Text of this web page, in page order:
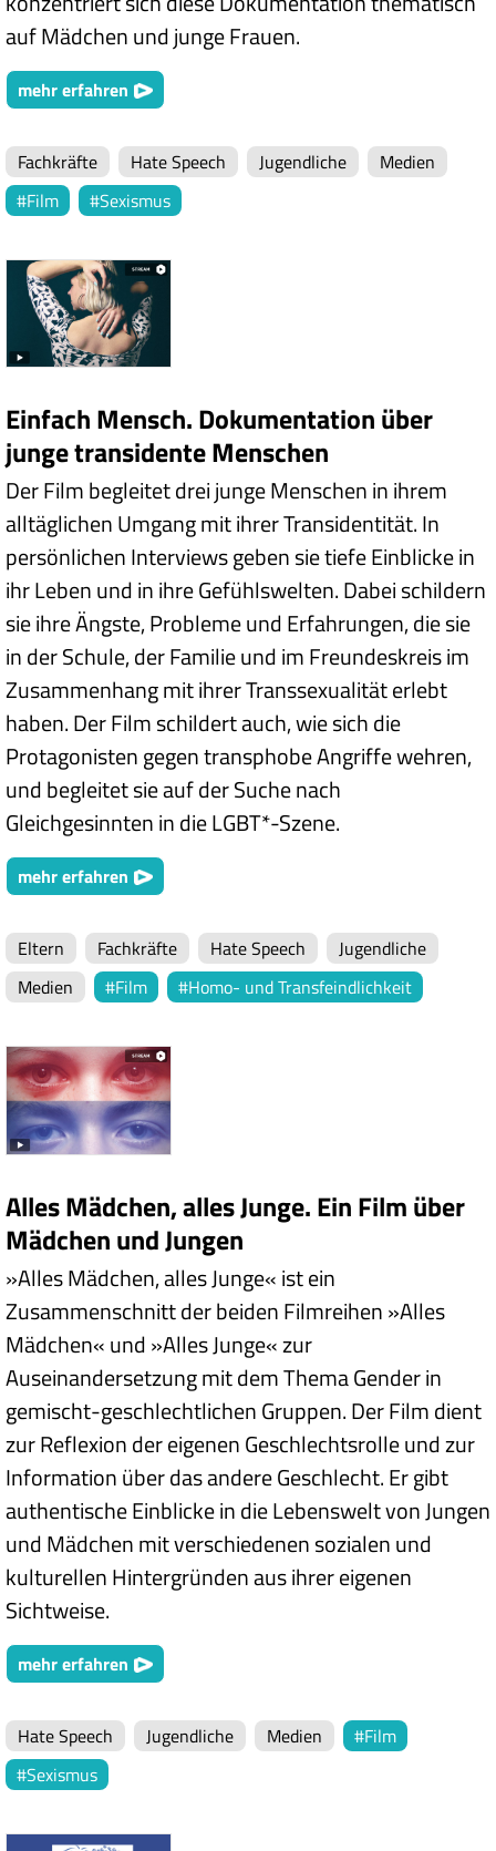
auf Mädchen und junge Frauen.
mehr erfahren
Fachkräfte Hate Speech Jugendliche
Medien
Film
Sexismus
Einfach Mensch. Dokumentation über
junge transidente Menschen
Der Film begleitet drei junge Menschen in ihrem
alltäglichen Umgang mit ihrer Transidentität. In
persönlichen Interviews geben sie tiefe Einblicke in
ihr Leben und in ihre Gefühlswelten. Dabei schildern
sie ihre Ängste, Probleme und Erfahrungen, die sie
in der Schule, der Familie und im Freundeskreis im
Zusammenhang mit ihrer Transsexualität erlebt
haben. Der Film schildert auch, wie sich die
Protagonisten gegen transphobe Angriffe wehren,
und begleitet sie auf der Suche nach
Gleichgesinnten in die LGBT*-Szene.
mehr erfahren
Eltern Fachkräfte Hate Speech
Jugendliche
Medien
Film Homo- und Transfeindlichkeit
Alles Mädchen, alles Junge. Ein Film über
Mädchen und Jungen
»Alles Mädchen, alles Junge« ist ein
Zusammenschnitt der beiden Filmreihen »Alles
Mädchen« und »Alles Junge« zur
Auseinandersetzung mit dem Thema Gender in
gemischt-geschlechtlichen Gruppen. Der Film dient
zur Reflexion der eigenen Geschlechtsrolle und zur
Information über das andere Geschlecht. Er gibt
authentische Einblicke in die Lebenswelt von Jungen
und Mädchen mit verschiedenen sozialen und
kulturellen Hintergründen aus ihrer eigenen
Sichtweise.
mehr erfahren
Hate Speech Jugendliche Medien
Film
Sexismus